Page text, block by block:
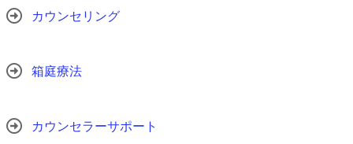
カウンセリング
箱庭療法
カウンセラーサポート